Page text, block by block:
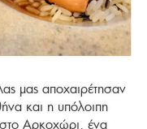
μας αποχαιρέτησαν
και η υπόλοιπη
Αρκοχώρι, ένα